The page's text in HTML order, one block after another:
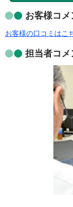
お客様コメ
お客様の口コミはこ
担当者コメ